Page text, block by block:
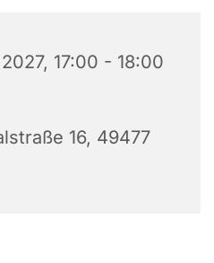
17:00 - 18:00
16, 49477